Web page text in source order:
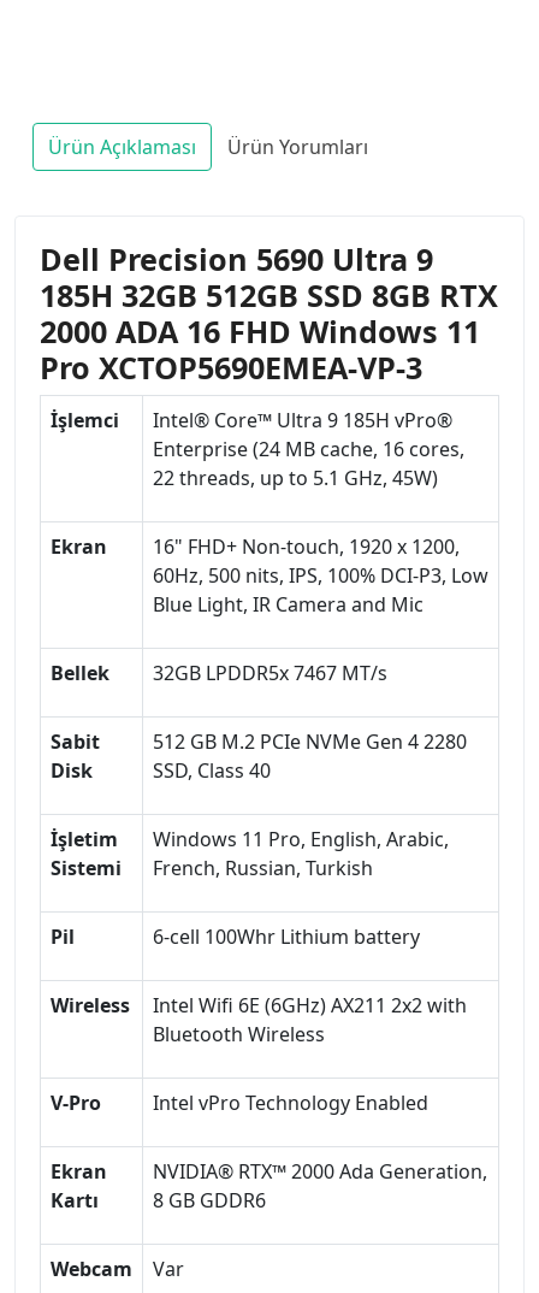
Ürün Açıklaması Ürün Yorumları
Dell Precision 5690 Ultra 9
185H 32GB 512GB SSD 8GB RTX
2000 ADA 16 FHD Windows 11
Pro XCTOP5690EMEA-VP-3
İşlemci
Intel® Core™ Ultra 9 185H vPro®
Enterprise (24 MB cache, 16 cores,
22 threads, up to 5.1 GHz, 45W)
Ekran
16" FHD+ Non-touch, 1920 x 1200,
60Hz, 500 nits, IPS, 100% DCI-P3, Low
Blue Light, IR Camera and Mic
Bellek 32GB LPDDR5x 7467 MT/s
Sabit
Disk
512 GB M.2 PCIe NVMe Gen 4 2280
SSD, Class 40
İşletim
Sistemi
Windows 11 Pro, English, Arabic,
French, Russian, Turkish
Pil 6-cell 100Whr Lithium battery
Wireless
Intel Wifi 6E (6GHz) AX211 2x2 with
Bluetooth Wireless
V-Pro Intel vPro Technology Enabled
Ekran
Kartı
NVIDIA® RTX™ 2000 Ada Generation,
8 GB GDDR6
Webcam Var